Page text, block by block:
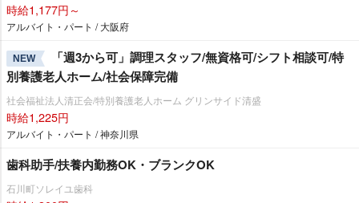
時給1,177円～
アルバイト・パート / 大阪府
NEW
「週3から可」調理スタッフ/無資格可/シフト相談可/特
別養護老人ホーム/社会保障完備
社会福祉法人清正会/特別養護老人ホーム グリンサイド清盛
時給1,225円
アルバイト・パート / 神奈川県
歯科助手/扶養内勤務OK・ブランクOK
石川町ソレイユ歯科